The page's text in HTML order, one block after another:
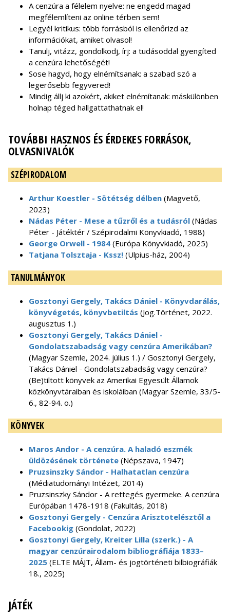
A cenzúra a félelem nyelve: ne engedd magad
megfélemlíteni az online térben sem!
Legyél kritikus: több forrásból is ellenőrizd az
információkat, amiket olvasol!
Tanulj, vitázz, gondolkodj, írj: a tudásoddal gyengíted
a cenzúra lehetőségét!
Sose hagyd, hogy elnémítsanak: a szabad szó a
legerősebb fegyvered!
Mindig állj ki azokért, akiket elnémítanak: máskülönben
holnap téged hallgattathatnak el!
TOVÁBBI HASZNOS ÉS ÉRDEKES FORRÁSOK,
OLVASNIVALÓK
SZÉPIRODALOM
Arthur Koestler - Sötétség délben (Magvető,
2023)
Nádas Péter - Mese a tűzről és a tudásról (Nádas
Péter - Játéktér / Szépirodalmi Könyvkiadó, 1988)
George Orwell - 1984 (Európa Könyvkiadó, 2025)
Tatjana Tolsztaja - Kssz! (Ulpius-ház, 2004)
TANULMÁNYOK
Gosztonyi Gergely, Takács Dániel - Könyvdarálás,
könyvégetés, könyvbetiltás (Jog.Történet, 2022.
augusztus 1.)
Gosztonyi Gergely, Takács Dániel -
Gondolatszabadság vagy cenzúra Amerikában?
(Magyar Szemle, 2024. július 1.) / Gosztonyi Gergely,
Takács Dániel - Gondolatszabadság vagy cenzúra?
(Be)tiltott könyvek az Amerikai Egyesült Államok
közkönyvtáraiban és iskoláiban (Magyar Szemle, 33/5-
6., 82-94. o.)
KÖNYVEK
Maros Andor - A cenzúra. A haladó eszmék
üldözésének története (Népszava, 1947)
Pruzsinszky Sándor - Halhatatlan cenzúra
(Médiatudományi Intézet, 2014)
Pruzsinszky Sándor - A rettegés gyermeke. A cenzúra
Európában 1478-1918 (Fakultás, 2018)
Gosztonyi Gergely - Cenzúra Arisztotelésztől a
Facebookig (Gondolat, 2022)
Gosztonyi Gergely, Kreiter Lilla (szerk.) - A
magyar cenzúrairodalom bibliográfiája 1833–
2025 (ELTE MÁJT, Állam- és jogtörténeti bilbiográfiák
18., 2025)
JÁTÉK